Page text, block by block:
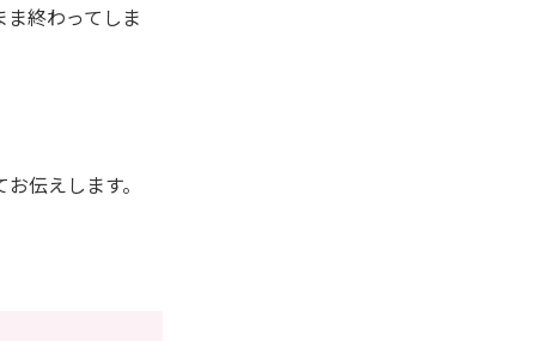
終わってしま
伝えします。